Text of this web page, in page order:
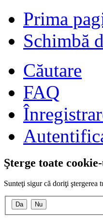
Prima
Schimbă
Căutare
FAQ
Şterge toate
Sunteţi sigur că doriţi ştergerea